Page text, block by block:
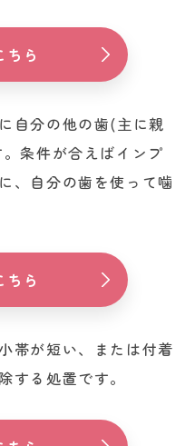
ちら
自分の他の歯(主に親
条件が合えばインプ
、自分の歯を使って噛
ちら
帯が短い、または付着
する処置です。